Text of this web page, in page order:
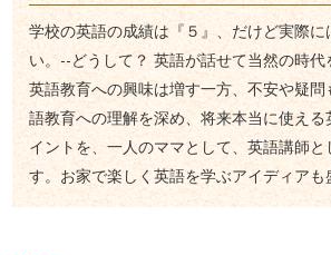
学校の英語の成績は『５』、だけど実際に
い。--どうして？ 英語が話せて当然の時
英語教育への興味は増す一方、不安や疑
語教育への理解を深め、将来本当に使え
イントを、一人のママとして、英語講師
す。お家で楽しく英語を学ぶアイディアも